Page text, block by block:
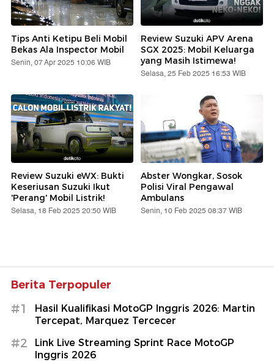
Tips Anti Ketipu Beli Mobil
Bekas Ala Inspector Mobil
Senin, 07 Apr 2025 10:06 WIB
Review Suzuki APV Arena
SGX 2025: Mobil Keluarga
yang Masih Istimewa!
Selasa, 25 Feb 2025 16:53 WIB
Review Suzuki eWX: Bukti
Keseriusan Suzuki Ikut
'Perang' Mobil Listrik!
Selasa, 18 Feb 2025 20:50 WIB
Abster Wongkar, Sosok
Polisi Viral Pengawal
Ambulans
Senin, 10 Feb 2025 08:37 WIB
Berita Terpopuler
#1
Hasil Kualifikasi MotoGP Inggris 2026: Martin
Tercepat, Marquez Tercecer
#2
Link Live Streaming Sprint Race MotoGP
Inggris 2026